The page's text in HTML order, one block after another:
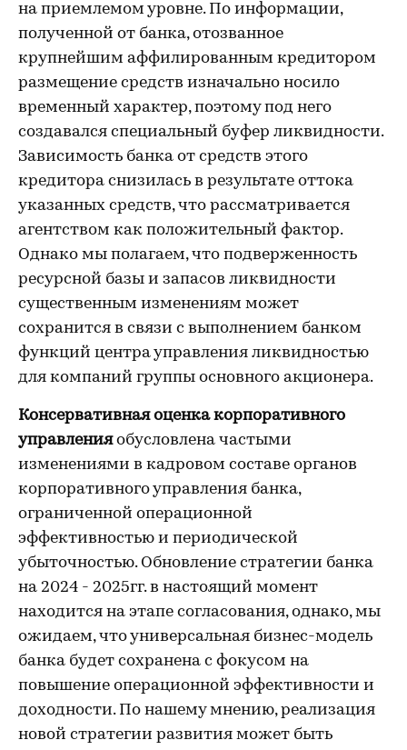
на приемлемом уровне. По информации,
полученной от банка, отозванное
крупнейшим аффилированным кредитором
размещение средств изначально носило
временный характер, поэтому под него
создавался специальный буфер ликвидности.
Зависимость банка от средств этого
кредитора снизилась в результате оттока
указанных средств, что рассматривается
агентством как положительный фактор.
Однако мы полагаем, что подверженность
ресурсной базы и запасов ликвидности
существенным изменениям может
сохранится в связи с выполнением банком
функций центра управления ликвидностью
для компаний группы основного акционера.
Консервативная оценка корпоративного
управленияобусловлена частыми
изменениями в кадровом составе органов
корпоративного управления банка,
ограниченной операционной
эффективностью и периодической
убыточностью. Обновление стратегии банка
на 2024 - 2025гг. в настоящий момент
находится на этапе согласования, однако, мы
ожидаем, что универсальная бизнес-модель
банка будет сохранена с фокусом на
повышение операционной эффективности и
доходности. По нашему мнению, реализация
новой стратегии развития может быть